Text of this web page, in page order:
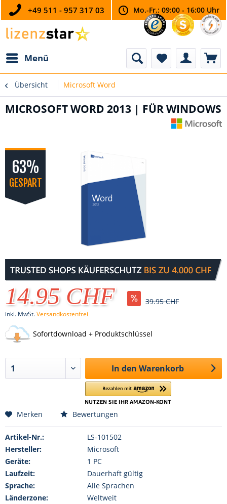
+49 511 - 957 317 03 Mo.-Fr.: 09:00 - 16:00 Uhr
Menü
Übersicht Microsoft Word
MICROSOFT WORD 2013 | FÜR WINDOWS
63%
GESPART
14.95 CHF 39.95 CHF
inkl. MwSt.Versandkostenfrei
Sofortdownload + Produktschlüssel
In den Warenkorb
Merken Bewertungen
Artikel-Nr.:
LS-101502
Hersteller:
Microsoft
Geräte:
1 PC
Laufzeit:
Dauerhaft gültig
Sprache:
Alle Sprachen
Länderzone:
Weltweit